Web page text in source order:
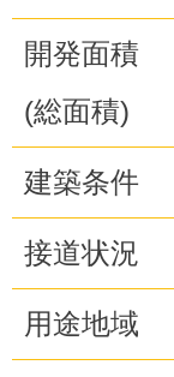
開発面積
(総面積)
建築条件
接道状況
用途地域